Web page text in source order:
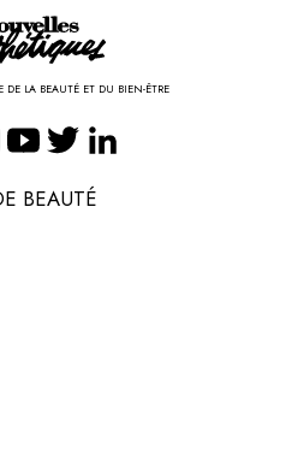
DE LA BEAUTÉ ET DU BIEN-ÊTRE
BEAUTÉ